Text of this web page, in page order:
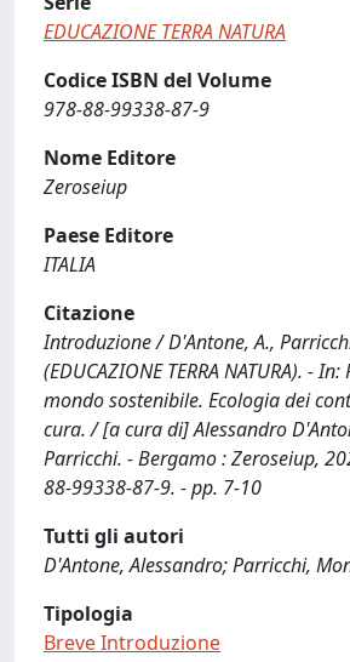
EDUCAZIONE TERRA NATURA
Codice ISBN del Volume
978-88-99338-87-9
Nome Editore
Zeroseiup
Paese Editore
ITALIA
Citazione
Introduzione / D'Antone, A.,
(EDUCAZIONE TERRA NATURA). -
mondo sostenibile. Ecologia dei
cura. / [a cura di] Alessandro
Parricchi. - Bergamo : Zeroseiup,
88-99338-87-9. - pp. 7-10
Tutti gli autori
D'Antone, Alessandro; Parricchi,
Tipologia
Breve Introduzione